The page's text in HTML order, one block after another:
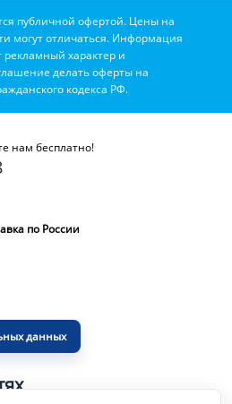
публичной офертой. Цены на
могут отличаться. Информация
рекламный характер и
делать оферты на
кодекса РФ.
нам бесплатно!
по России
данных